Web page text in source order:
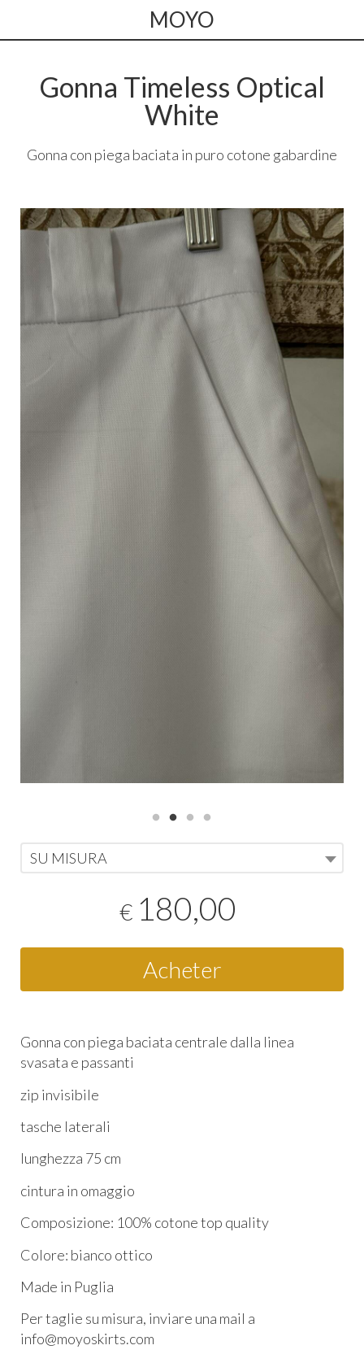
MOYO
Gonna Timeless Optical
White
Gonna con piega baciata in puro cotone gabardine
SU MISURA
€ 180,00
Acheter
Gonna con piega baciata centrale dalla linea
svasata e passanti
zip invisibile
tasche laterali
lunghezza 75 cm
cintura in omaggio
Composizione: 100% cotone top quality
Colore: bianco ottico
Made in Puglia
Per taglie su misura, inviare una mail a
info@moyoskirts.com